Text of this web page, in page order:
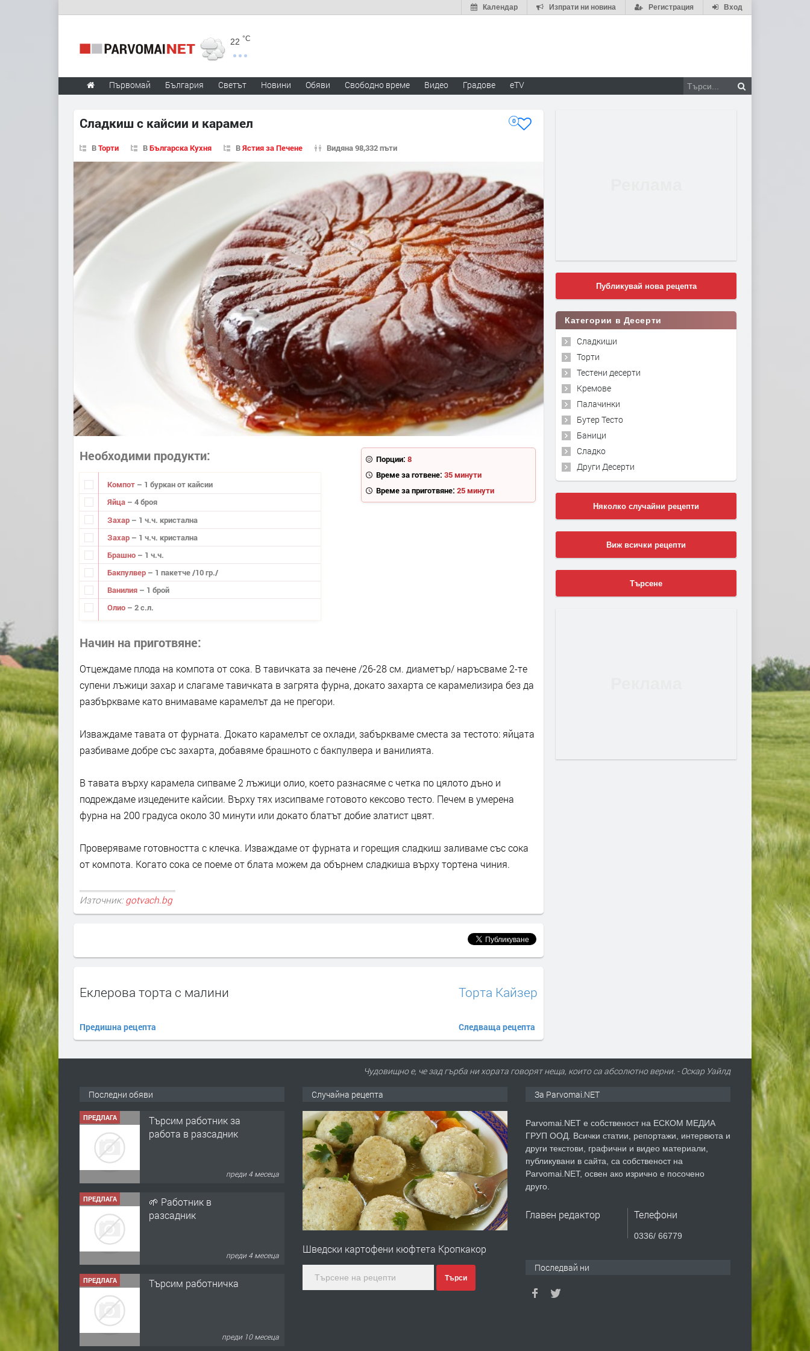
Вход
Регистрация
Изпрати ни новина
Календар
22 °C
Първомай България Светът Новини Обяви Свободно време Видео Градове eTV
Сладкиш с кайсии и карамел 0
ВТорти ВБългарска Кухня ВЯстия за Печене Видяна 98,332 пъти
Порции: 8
Време за готвене: 35 минути
Време за приготвяне: 25 минути
Необходими продукти
Компот – 1 буркан от кайсии
Яйца – 4 броя
Захар – 1 ч.ч. кристална
Захар – 1 ч.ч. кристална
Брашно – 1 ч.ч.
Бакпулвер – 1 пакетче /10 гр./
Ванилия – 1 брой
Олио – 2 с.л.
Начин на приготвяне
Отцеждаме плода на компота от сока. В тавичката за печене /26-28 см. диаметър/ наръсваме 2-те
супени лъжици захар и слагаме тавичката в загрята фурна, докато захарта се карамелизира без да
разбъркваме като внимаваме карамелът да не прегори.
Изваждаме тавата от фурната. Докато карамелът се охлади, забъркваме сместа за тестото: яйцата
разбиваме добре със захарта, добавяме брашното с бакпулвера и ванилията.
В тавата върху карамела сипваме 2 лъжици олио, което разнасяме с четка по цялото дъно и
подреждаме изцедените кайсии. Върху тях изсипваме готовото кексово тесто. Печем в умерена
фурна на 200 градуса около 30 минути или докато блатът добие златист цвят.
Проверяваме готовността с клечка. Изваждаме от фурната и горещия сладкиш заливаме със сока
от компота. Когато сока се поеме от блата можем да обърнем сладкиша върху тортена чиния.
Източник: gotvach.bg
Еклерова торта с малини
Предишна рецепта
Торта Кайзер
Следваща рецепта
Публикувай нова рецепта
Категории в Десерти
Сладкиши
Торти
Тестени десерти
Кремове
Палачинки
Бутер Тесто
Баници
Сладко
Други Десерти
Няколко случайни рецепти
Виж всички рецепти
Търсене
Чудовищно е, че зад гърба ни хората говорят неща, които са абсолютно верни. - Оскар Уайлд
Последни обяви
ПРЕДЛАГА
Търсим работник за
работа в разсадник
преди 4 месеца
ПРЕДЛАГА
🌱 Работник в
разсадник
преди 4 месеца
ПРЕДЛАГА Търсим работничка
преди 10 месеца
Случайна рецепта
Шведски картофени кюфтета Кропкакор
Търси
За Parvomai.NET
Parvomai.NET е собственост на ЕСКОМ МЕДИА
ГРУП ООД. Всички статии, репортажи, интервюта и
други текстови, графични и видео материали,
публикувани в сайта, са собственост на
Parvomai.NET, освен ако изрично е посочено
друго.
Главен редактор Телефони
0336/ 66779
Последвай ни